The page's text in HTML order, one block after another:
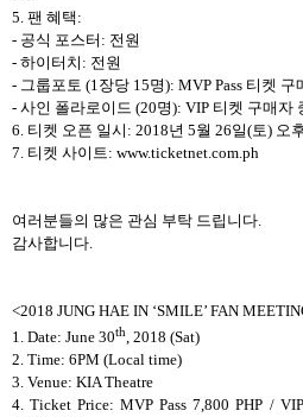
5. 팬 혜택 :
- 공식 포스터 : 전원
- 하이터치 : 전원
- 그룹포토 (1장당 15명): MVP Pass 티켓 구
- 사인 폴라로이드 (20명): VIP 티켓 구매자
6. 티켓 오픈 일시 : 2018년 5월 26일(토) 오
7. 티켓 사이트: www.ticketnet.com.ph
여러분들의 많은 관심 부탁 드립니다.
감사합니다.
<2018 JUNG HAE IN ‘SMILE’ FAN
1. Date: June 30th, 2018 (Sat)
2. Time: 6PM (Local time)
3. Venue: KIA Theatre
4. Ticket Price: MVP Pass 7,800 PHP /